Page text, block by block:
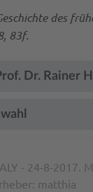
des
83f.
Dr. Rainer
- 24-8-2017.
matthia